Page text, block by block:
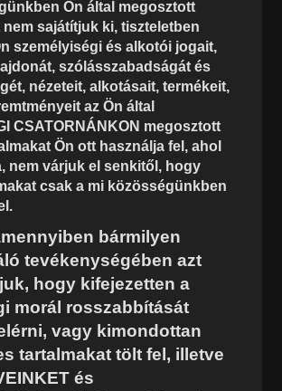
Ön által megosztott
sajátítjuk ki, tiszteletben
személyiségi és alkotói jogait,
szólásszabadságát és
nézeteit, alkotásait, termékeit,
az Ön által
CSATORNÁNKON megosztott
Ön ott használja fel, ahol
nem várjuk el senkitől, hogy
csak a mi közösségünkben
bármilyen
tevékenységében azt
hogy kifejezetten a
morál rosszabbítását
vagy kimondottan
tartalmakat tölt fel, illetve
és